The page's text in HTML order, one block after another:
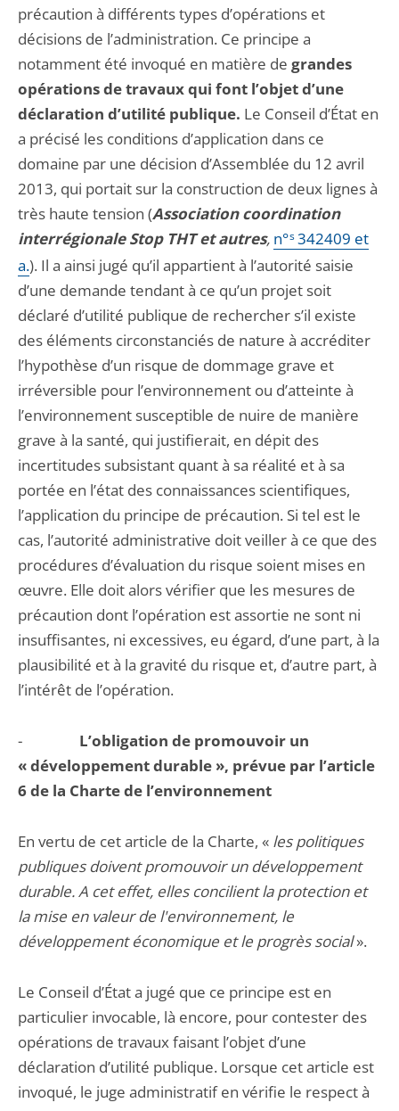
précaution à différents types d’opérations et
décisions de l’administration. Ce principe a
notamment été invoqué en matière de grandes
opérations de travaux qui font l’objet d’une
déclaration d’utilité publique. Le Conseil d’État en
a précisé les conditions d’application dans ce
domaine par une décision d’Assemblée du 12 avril
2013, qui portait sur la construction de deux lignes à
très haute tension (Association coordination
interrégionale Stop THT et autres, n°s342409 et
a.). Il a ainsi jugé qu’il appartient à l’autorité saisie
d’une demande tendant à ce qu’un projet soit
déclaré d’utilité publique de rechercher s’il existe
des éléments circonstanciés de nature à accréditer
l’hypothèse d’un risque de dommage grave et
irréversible pour l’environnement ou d’atteinte à
l’environnement susceptible de nuire de manière
grave à la santé, qui justifierait, en dépit des
incertitudes subsistant quant à sa réalité et à sa
portée en l’état des connaissances scientifiques,
l’application du principe de précaution. Si tel est le
cas, l’autorité administrative doit veiller à ce que des
procédures d’évaluation du risque soient mises en
œuvre. Elle doit alors vérifier que les mesures de
précaution dont l’opération est assortie ne sont ni
insuffisantes, ni excessives, eu égard, d’une part, à la
plausibilité et à la gravité du risque et, d’autre part, à
l’intérêt de l’opération.
- L’obligation de promouvoir un
« développement durable », prévue par l’article
6 de la Charte de l’environnement
En vertu de cet article de la Charte, « les politiques
publiques doivent promouvoir un développement
durable. A cet effet, elles concilient la protection et
la mise en valeur de l'environnement, le
développement économique et le progrès social».
Le Conseil d’État a jugé que ce principe est en
particulier invocable, là encore, pour contester des
opérations de travaux faisant l’objet d’une
déclaration d’utilité publique. Lorsque cet article est
invoqué, le juge administratif en vérifie le respect à